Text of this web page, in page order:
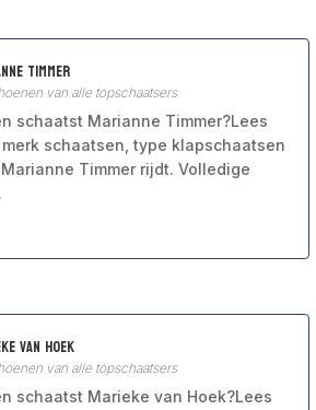
Timmer
van alle topschaatsers
schaatst Marianne Timmer?Lees
schaatsen, type klapschaatsen
Timmer rijdt. Volledige
van Hoek
van alle topschaatsers
schaatst Marieke van Hoek?Lees